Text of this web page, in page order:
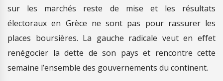
sur les marchés reste de mise et les résultats
électoraux en Grèce ne sont pas pour rassurer les
places boursières. La gauche radicale veut en effet
renégocier la dette de son pays et rencontre cette
semaine l’ensemble des gouvernements du continent.